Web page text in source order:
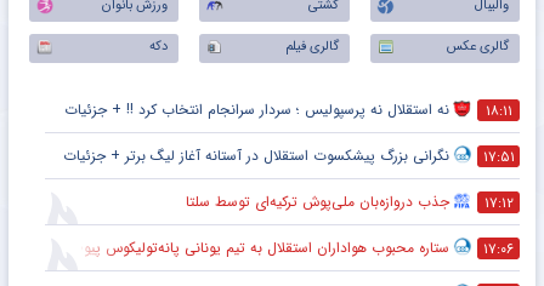
والیبال
کشتی
ورزش بانوان
گالری عکس
گالری فیلم دکه
۱۸:۱۱ نه استقلال نه پرسپولیس ؛ سردار سرانجام انتخاب کرد !! + جزئیات
۱۷:۵۱ نگرانی بزرگ پیشکسوت استقلال در آستانه آغاز لیگ برتر + جزئیات
۱۷:۱۲ جذب دروازه‌بان ملی‌پوش ترکیه‌ای توسط سلتا
۱۷:۰۶ ستاره محبوب هواداران استقلال به تیم یونانی پانه‌تولیکوس پیوست